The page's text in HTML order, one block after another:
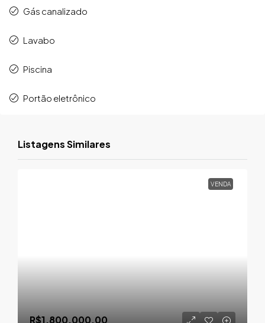
Gás canalizado
Lavabo
Piscina
Portão eletrônico
Listagens Similares
VENDA
R$1.800.000,00